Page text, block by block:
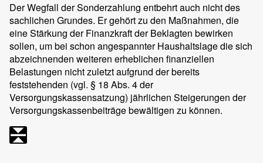
Der Wegfall der Sonderzahlung entbehrt auch nicht des
sachlichen Grundes. Er gehört zu den Maßnahmen, die
eine Stärkung der Finanzkraft der Beklagten bewirken
sollen, um bei schon angespannter Haushaltslage die sich
abzeichnenden weiteren erheblichen finanziellen
Belastungen nicht zuletzt aufgrund der bereits
feststehenden (vgl. § 18 Abs. 4 der
Versorgungskassensatzung) jährlichen Steigerungen der
Versorgungskassenbeiträge bewältigen zu können.